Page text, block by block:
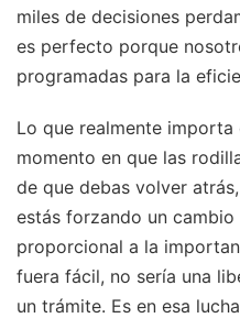
miles de decisiones
es perfecto porque
programadas para la
Lo que realmente importa
momento en que las
de que debas volver
estás forzando un cambio
proporcional a la
fuera fácil, no sería una
un trámite. Es en esa